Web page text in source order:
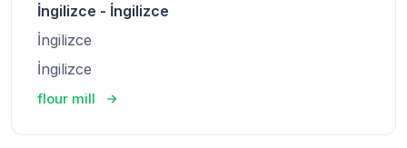
İngilizce - İngilizce
İngilizce
İngilizce
flour mill